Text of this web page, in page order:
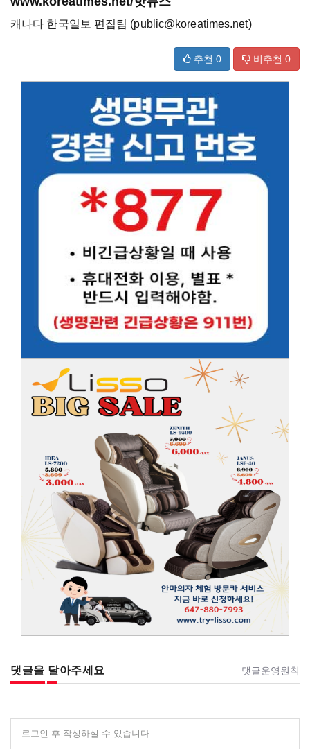
캐나다 한국일보 편집팀 (public@koreatimes.net)
추천 0 비추천 0
댓글을 달아주세요 댓글운영원칙
로그인 후 작성하실 수 있습니다